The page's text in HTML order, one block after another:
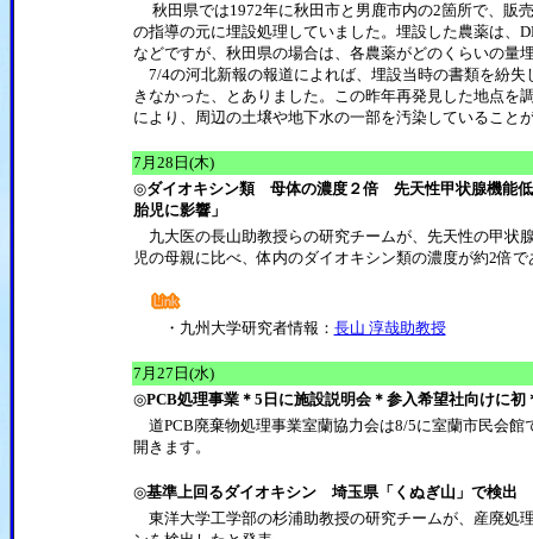
秋田県では1972年に秋田市と男鹿市内の2箇所で、販
の指導の元に埋設処理していました。埋設した農薬は、
などですが、秋田県の場合は、各農薬がどのくらいの量
7/4の河北新報の報道によれば、埋設当時の書類を紛
きなかった、とありました。この昨年再発見した地点を
により、周辺の土壌や地下水の一部を汚染していること
7月28日(木)
◎ダイオキシン類 母体の濃度２倍 先天性甲状腺機能
胎児に影響」
九大医の長山助教授らの研究チームが、先天性の甲状
児の母親に比べ、体内のダイオキシン類の濃度が約2倍
・九州大学研究者情報： 長山 淳哉助教授
7月27日(水)
◎PCB処理事業＊5日に施設説明会＊参入希望社向けに初
道PCB廃棄物処理事業室蘭協力会は8/5に室蘭市民会
開きます。
◎基準上回るダイオキシン 埼玉県「くぬぎ山」で検出
東洋大学工学部の杉浦助教授の研究チームが、産廃処